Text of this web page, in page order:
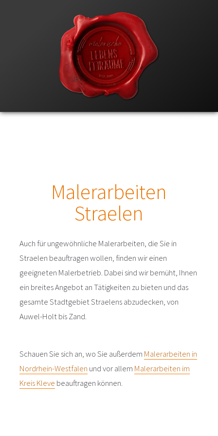
Malerarbeiten
Straelen
Auch für ungewöhnliche Malerarbeiten, die Sie in
Straelen beauftragen wollen, finden wir einen
geeigneten Malerbetrieb. Dabei sind wir bemüht, Ihnen
ein breites Angebot an Tätigkeiten zu bieten und das
gesamte Stadtgebiet Straelens abzudecken, von
Auwel-Holt bis Zand.
Schauen Sie sich an, wo Sie außerdem Malerarbeiten in
Nordrhein-Westfalen und vor allem Malerarbeiten im
Kreis Kleve beauftragen können.